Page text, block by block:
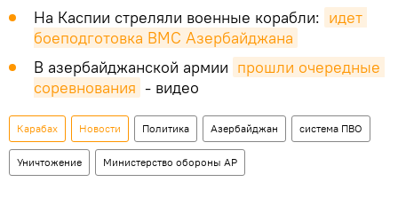
На Каспии стреляли военные корабли: идет
боеподготовка ВМС Азербайджана
В азербайджанской армии прошли очередные
соревнования - видео
Карабах Новости Политика Азербайджан система ПВО
Уничтожение Министерство обороны АР